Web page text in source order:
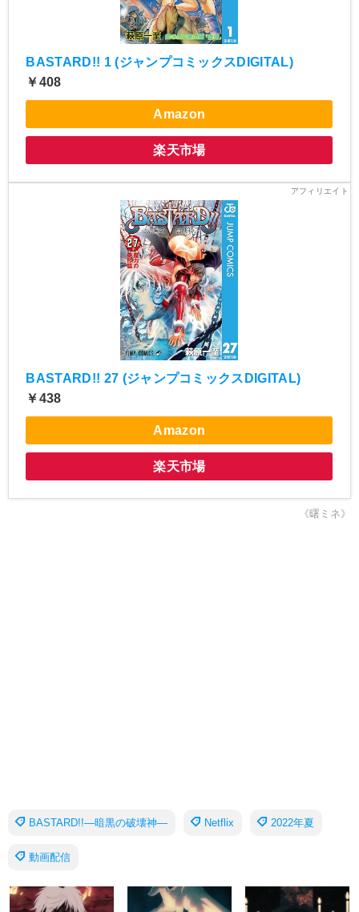
BASTARD!! 1 (ジャンプコミックスDIGITAL)
￥408
Amazon
楽天市場
BASTARD!! 27 (ジャンプコミックスDIGITAL)
￥438
Amazon
楽天市場
《曙ミネ》
BASTARD!!―暗黒の破壊神― Netflix 2022年夏
動画配信